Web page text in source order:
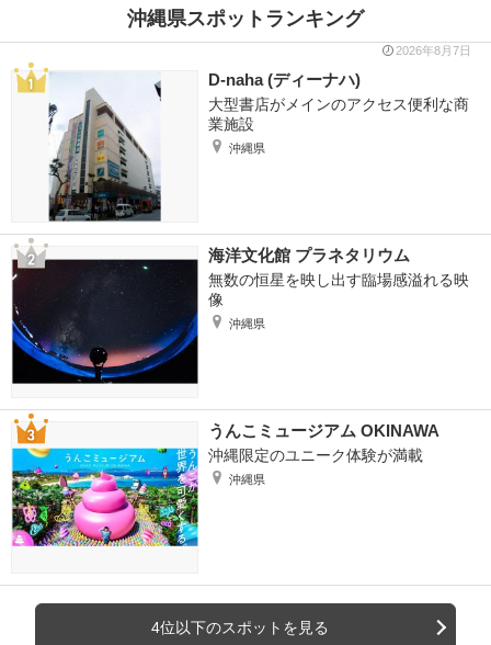
沖縄県スポットランキング
2026年8月7日
D-naha (ディーナハ)
大型書店がメインのアクセス便利な商
業施設
沖縄県
海洋文化館 プラネタリウム
無数の恒星を映し出す臨場感溢れる映
像
沖縄県
うんこミュージアム OKINAWA
沖縄限定のユニーク体験が満載
沖縄県
4位以下のスポットを見る